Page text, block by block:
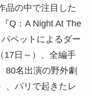
品の中で注目した
Q：A Night At The
ペットによるダー
17日～）、全編手
80名出演の野外劇
、パリで起きたレ